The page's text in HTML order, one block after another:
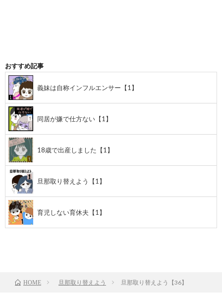
おすすめ記事
義妹は自称インフルエンサー【1】
同居が嫌で仕方ない【1】
18歳で出産しました【1】
旦那取り替えよう【1】
育児しない育休夫【1】
HOME 旦那取り替えよう 旦那取り替えよう【36】